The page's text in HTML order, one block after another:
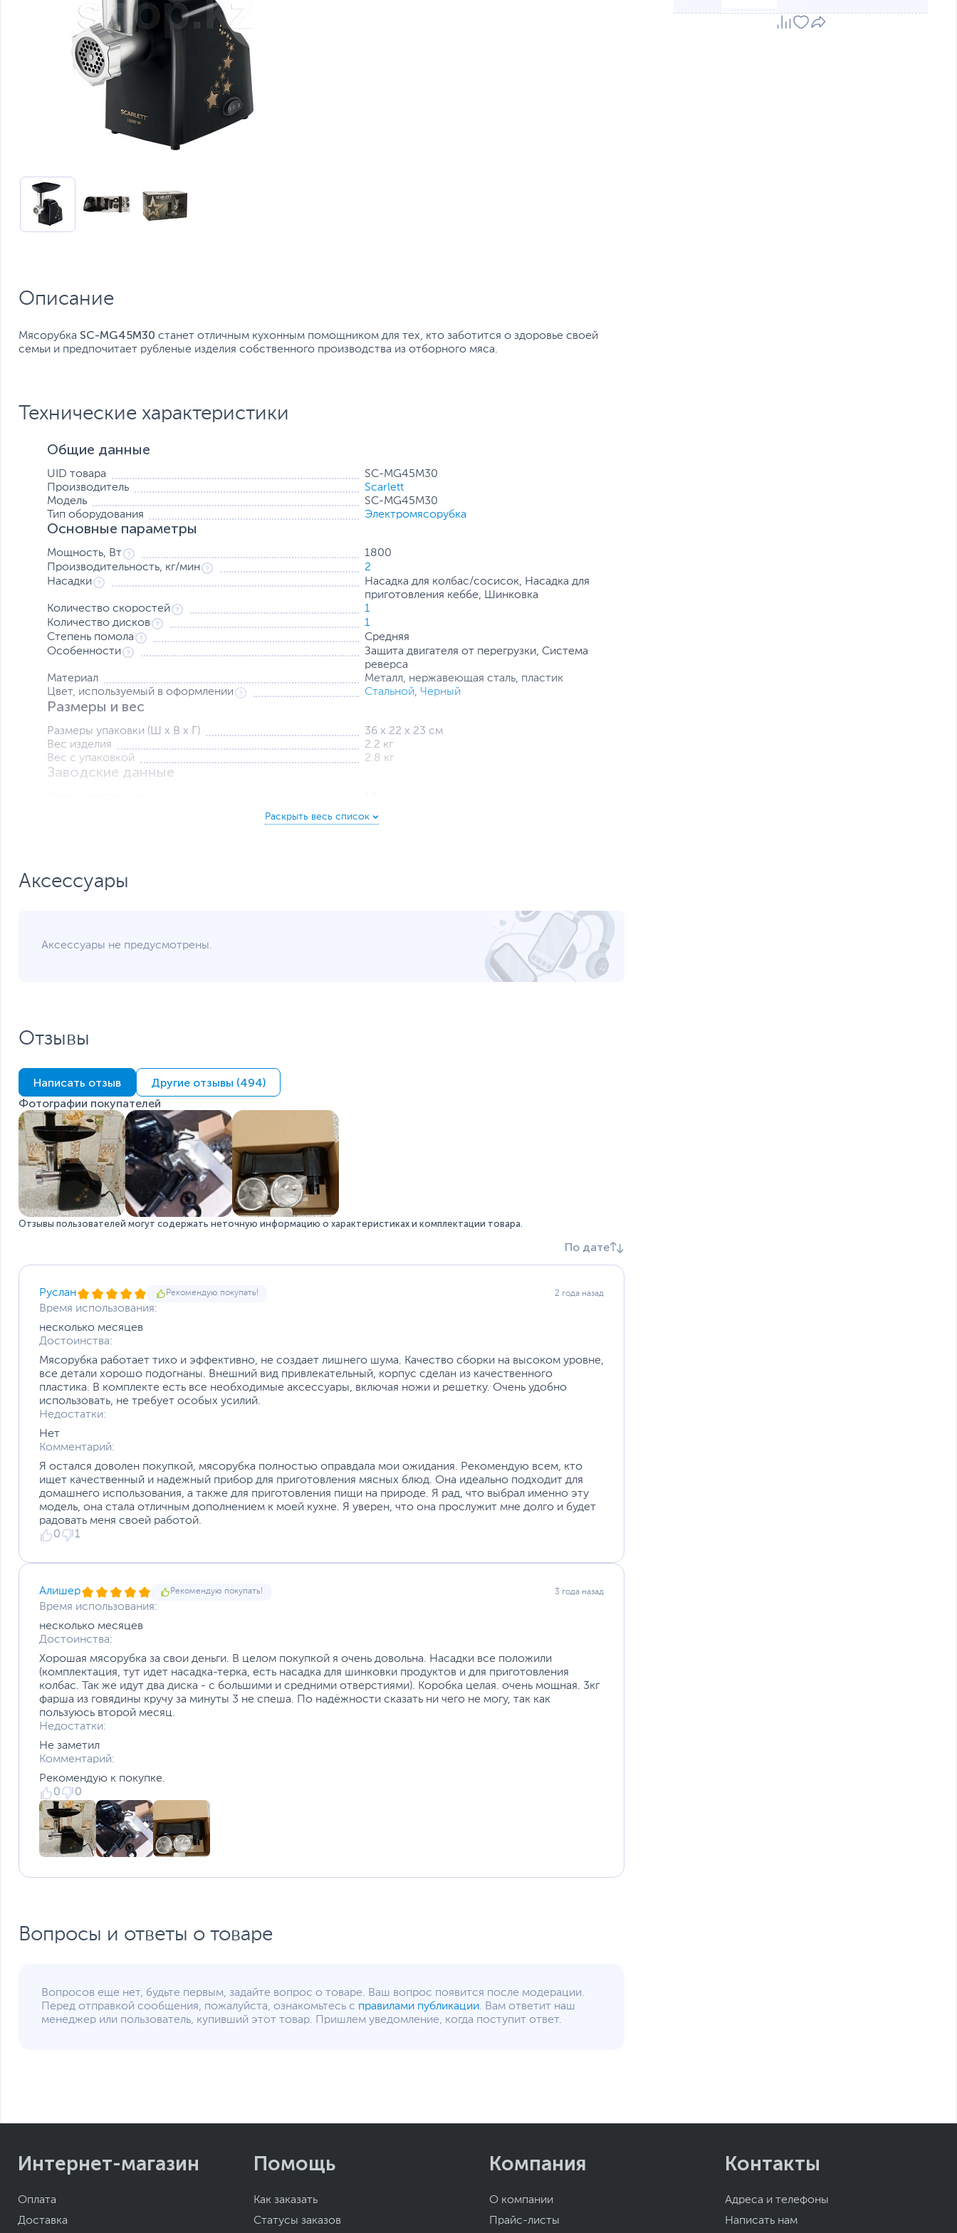
Описание
Мясорубка SC-MG45M30 станет отличным кухонным помощником для тех, кто заботится о здоровье своей
семьи и предпочитает рубленые изделия собственного производства из отборного мяса.
Технические характеристики
Общие данные
UID товара
SC-MG45M30
Производитель
Scarlett
Модель
SC-MG45M30
Тип оборудования
Электромясорубка
Основные параметры
Мощность, Вт
1800
Производительность, кг/мин
2
Насадки
Насадка для колбас/сосисок, Насадка для
приготовления кеббе, Шинковка
Количество скоростей
1
Количество дисков
1
Степень помола
Средняя
Особенности
Защита двигателя от перегрузки, Система
реверса
Материал
Металл, нержавеющая сталь, пластик
Цвет, используемый в оформлении
Стальной, Черный
Размеры и вес
Размеры упаковки (Ш х В х Г)
36 х 22 х 23 см
Вес изделия
2.2 кг
Вес с упаковкой
2.8 кг
Заводские данные
Если вы заметили ошибку или неточность в описании товара, пожалуйста, выделите текст с ошибкой и нажмите Ctrl+Enter.
Аксессуары
Аксессуары не предусмотрены.
Отзывы
Написать отзыв
Другие отзывы (494)
Фотографии покупателей
Отзывы пользователей могут содержать неточную информацию о характеристиках и комплектации товара.
По дате
Руслан Рекомендую покупать! 2 года назад
Время использования:
несколько месяцев
Достоинства:
Мясорубка работает тихо и эффективно, не создает лишнего шума. Качество сборки на высоком уровне,
все детали хорошо подогнаны. Внешний вид привлекательный, корпус сделан из качественного
пластика. В комплекте есть все необходимые аксессуары, включая ножи и решетку. Очень удобно
использовать, не требует особых усилий.
Недостатки:
Нет
Комментарий:
Я остался доволен покупкой, мясорубка полностью оправдала мои ожидания. Рекомендую всем, кто
ищет качественный и надежный прибор для приготовления мясных блюд. Она идеально подходит для
домашнего использования, а также для приготовления пищи на природе. Я рад, что выбрал именно эту
модель, она стала отличным дополнением к моей кухне. Я уверен, что она прослужит мне долго и будет
радовать меня своей работой.
0
1
Алишер Рекомендую покупать! 3 года назад
Время использования:
несколько месяцев
Достоинства:
Хорошая мясорубка за свои деньги. В целом покупкой я очень довольна. Насадки все положили
(комплектация, тут идет насадка-терка, есть насадка для шинковки продуктов и для приготовления
колбас. Так же идут два диска - с большими и средними отверстиями). Коробка целая. очень мощная. 3кг
фарша из говядины кручу за минуты 3 не спеша. По надёжности сказать ни чего не могу, так как
пользуюсь второй месяц.
Недостатки:
Не заметил
Комментарий:
Рекомендую к покупке.
0
0
Вопросы и ответы о товаре
Вопросов еще нет, будьте первым, задайте вопрос о товаре. Ваш вопрос появится после модерации.
Перед отправкой сообщения, пожалуйста, ознакомьтесь с правилами публикации. Вам ответит наш
менеджер или пользователь, купивший этот товар. Пришлем уведомление, когда поступит ответ.
Интернет-магазин
Оплата
Доставка
Помощь
Как заказать
Статусы заказов
Компания
О компании
Прайс-листы
Контакты
Адреса и телефоны
Написать нам